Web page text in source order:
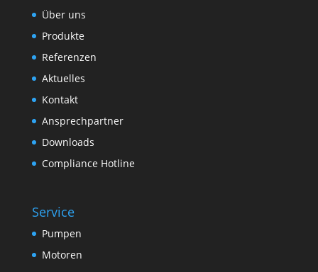
Über uns
Produkte
Referenzen
Aktuelles
Kontakt
Ansprechpartner
Downloads
Compliance Hotline
Service
Pumpen
Motoren